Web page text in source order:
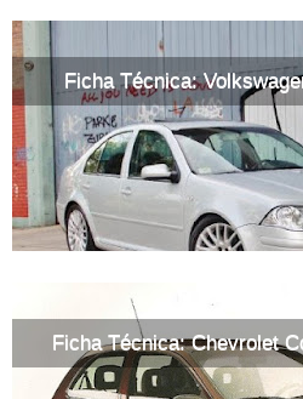
Ficha Técnica:
Ficha Técnica: Chevrolet